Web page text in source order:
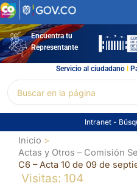
Ir
al
contenidoEncuentra tu
Representante
Servicio al ciudadano l
por:
Intranet -
Inicio
Actas y Otros – Comisión
C6 – Acta 10 de 09 de
Visitas: 104